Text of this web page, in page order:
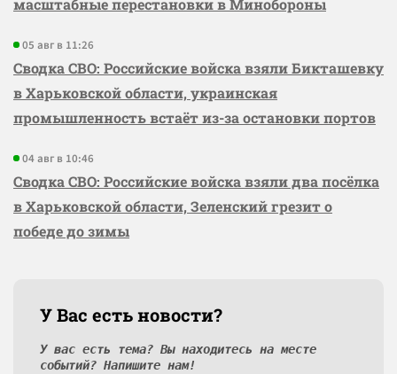
масштабные перестановки в Минобороны
05 авг в 11:26
Сводка СВО: Российские войска взяли Бикташевку
в Харьковской области, украинская
промышленность встаёт из-за остановки портов
04 авг в 10:46
Сводка СВО: Российские войска взяли два посёлка
в Харьковской области, Зеленский грезит о
победе до зимы
У Вас есть новости?
У вас есть тема? Вы находитесь на месте
событий? Напишите нам!